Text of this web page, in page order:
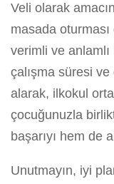
Veli olarak
masada
verimli ve anlamlı
çalışma süresi
alarak, ilkokul
çocuğunuzla
başarıyı hem de
Unutmayın, iyi